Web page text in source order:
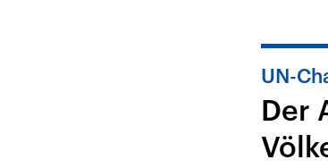
Landtagswahl
Anhalt 2026
UN-
Der